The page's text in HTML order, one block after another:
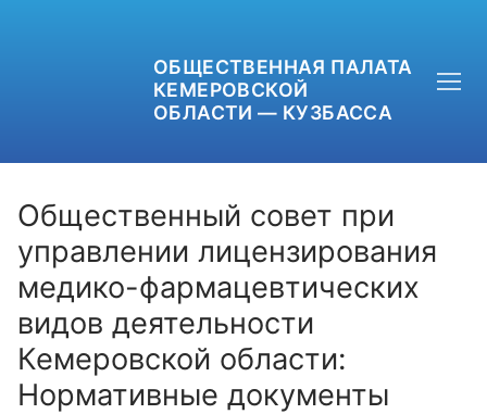
ОБЩЕСТВЕННАЯ ПАЛАТА
КЕМЕРОВСКОЙ
ОБЛАСТИ — КУЗБАССА
+7 (3842) 58-82-40
OPKO42@BK.RU
ОБРАТНАЯ СВЯЗЬ
Общественный совет при
управлении лицензирования
медико-фармацевтических
видов деятельности
Кемеровской области:
Нормативные документы